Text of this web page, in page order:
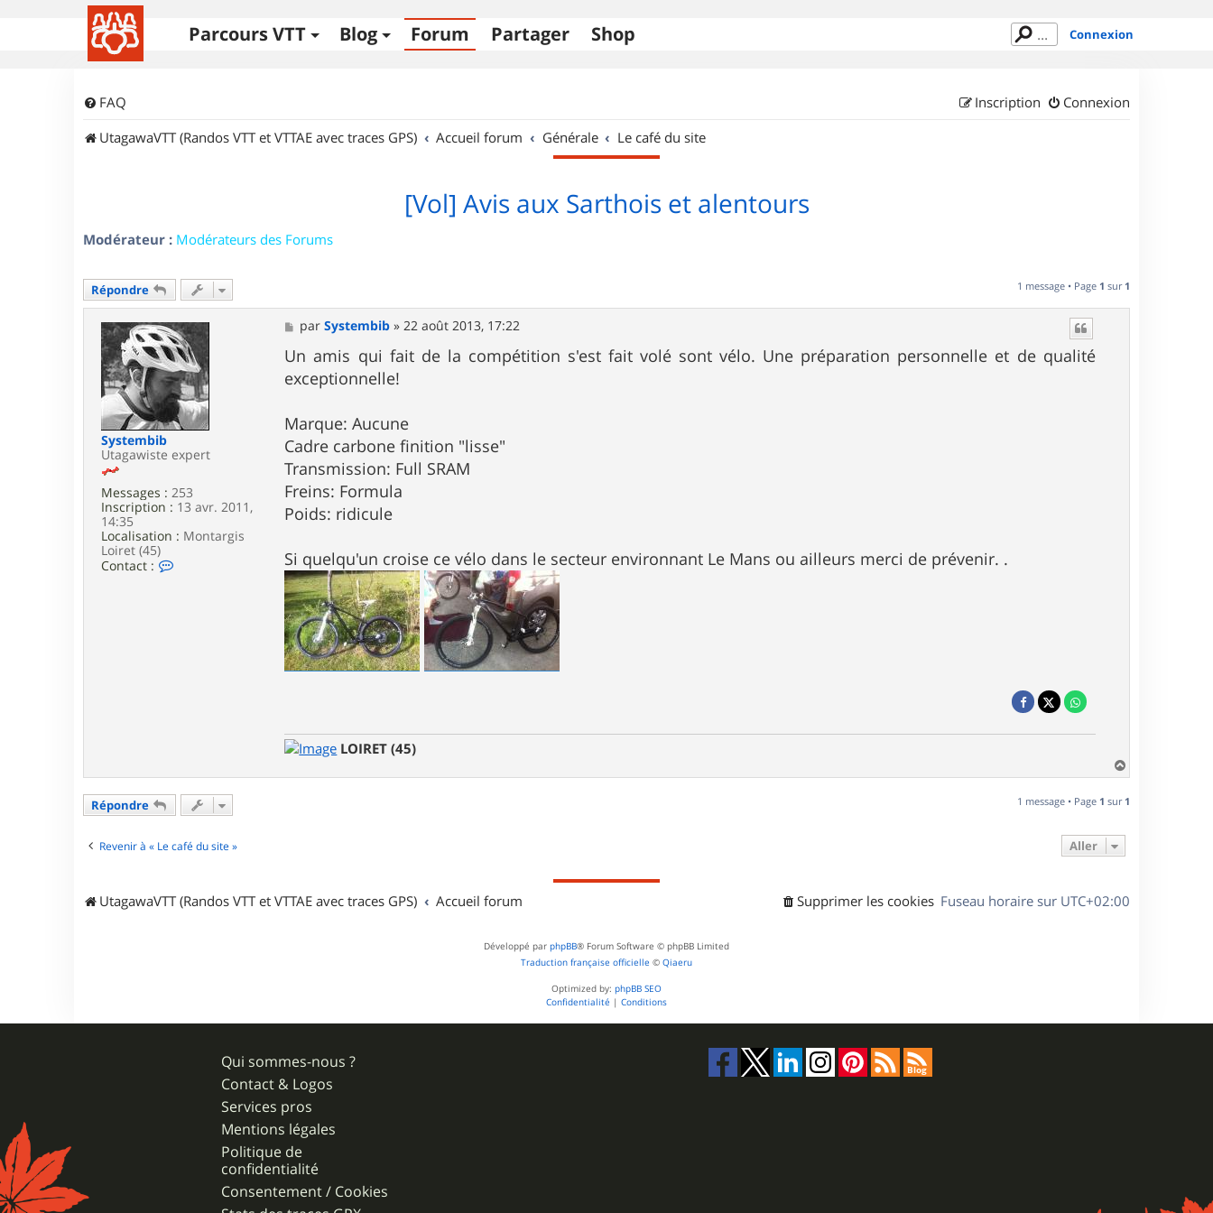
Parcours VTT Blog Forum Partager Shop Connexion
FAQ Connexion
Inscription
UtagawaVTT (Randos VTT et VTTAE avec traces GPS)
Accueil forum Générale Le café du site
[Vol] Avis aux Sarthois et alentours
Modérateur : Modérateurs des Forums
Répondre 1 message • Page 1 sur 1
Systembib
Utagawiste expert
Messages : 253
Inscription : 13 avr. 2011,
14:35
Localisation : Montargis
Loiret (45)
Contact :
b
i
M
e
s
s
a
parSystembib »22 août 2013, 17:22
Un amis qui fait de la compétition s'est fait volé sont vélo. Une préparation personnelle et de qualité
exceptionnelle!
Marque: Aucune
Cadre carbone finition "lisse"
Transmission: Full SRAM
Freins: Formula
Poids: ridicule
Si quelqu'un croise ce vélo dans le secteur environnant Le Mans ou ailleurs merci de prévenir. .
LOIRET (45)
a
t
Répondre 1 message • Page 1 sur 1
Revenir à « Le café du site » Aller
UtagawaVTT (Randos VTT et VTTAE avec traces GPS) Accueil forum Fuseau horaire sur UTC+02:00
Supprimer les cookies
Développé par phpBB® Forum Software © phpBB Limited
Traduction française officielle © Qiaeru
Optimized by: phpBB SEO
Confidentialité | Conditions
Qui sommes-nous ?
Contact & Logos
Services pros
Mentions légales
Politique de
confidentialité
Consentement / Cookies